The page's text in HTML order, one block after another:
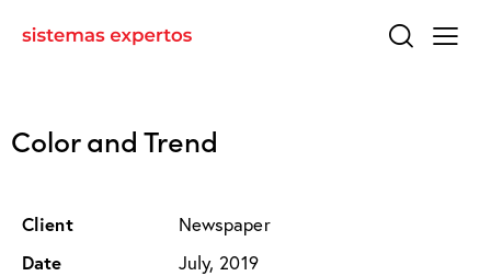
Color and Trend
Client
Newspaper
Date
July, 2019